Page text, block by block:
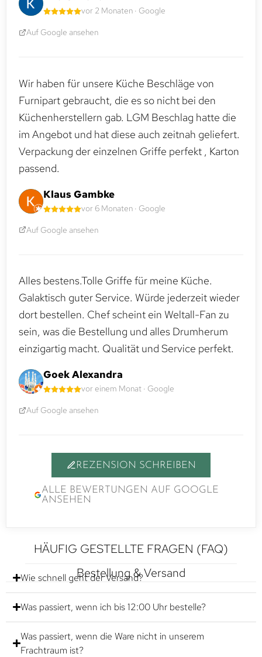
vor 2 Monaten · Google
Auf Google ansehen
Wir haben für unsere Küche Beschläge von
Furnipart gebraucht, die es so nicht bei den
Küchenherstellern gab. LGM Beschlag hatte die
im Angebot und hat diese auch zeitnah geliefert.
Verpackung der einzelnen Griffe perfekt , Karton
passend.
Klaus Gambke
vor 6 Monaten · Google
Auf Google ansehen
Alles bestens.Tolle Griffe für meine Küche.
Galaktisch guter Service. Würde jederzeit wieder
dort bestellen. Chef scheint ein Weltall-Fan zu
sein, was die Bestellung und alles Drumherum
einzigartig macht. Qualität und Service perfekt.
Goek Alexandra
vor einem Monat · Google
Auf Google ansehen
REZENSION SCHREIBEN
ALLE BEWERTUNGEN AUF GOOGLE
ANSEHEN
HÄUFIG GESTELLTE FRAGEN (FAQ)
Bestellung & Versand
Wie schnell geht der Versand?
Was passiert, wenn ich bis 12:00 Uhr bestelle?
Was passiert, wenn die Ware nicht in unserem
Frachtraum ist?